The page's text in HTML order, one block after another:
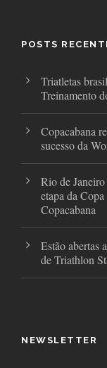
k
a
POSTS
Triatletas
Treinamento
Copacabana
sucesso da
Rio de
etapa da
Copacabana
Estão abertas
de Triathlon
NEWSLETTER